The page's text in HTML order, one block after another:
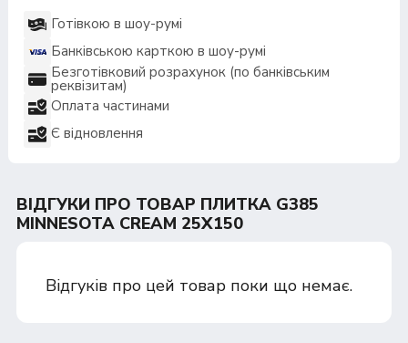
Готівкою в шоу-румі
Банківською карткою в шоу-румі
Безготівковий розрахунок (по банківським
реквізитам)
Оплата частинами
Є відновлення
ВІДГУКИ ПРО ТОВАР ПЛИТКА G385
MINNESOTA CREAM 25X150
Відгуків про цей товар поки що немає.